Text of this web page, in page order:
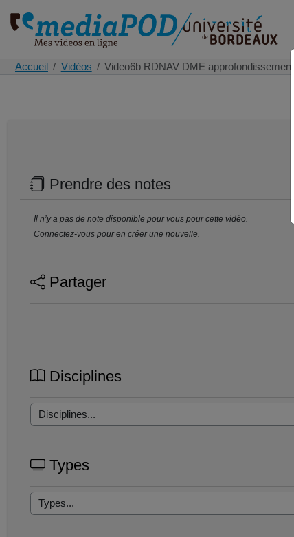
Accueil Vidéos Video6b RDNAV DME approfondissement
Prendre des notes
Il n’y a pas de note disponible pour vous pour cette vidéo.
Connectez-vous pour en créer une nouvelle.
Partager
Disciplines
Types